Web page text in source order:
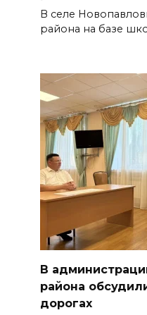
В селе
района на базе
В
района
дорогах